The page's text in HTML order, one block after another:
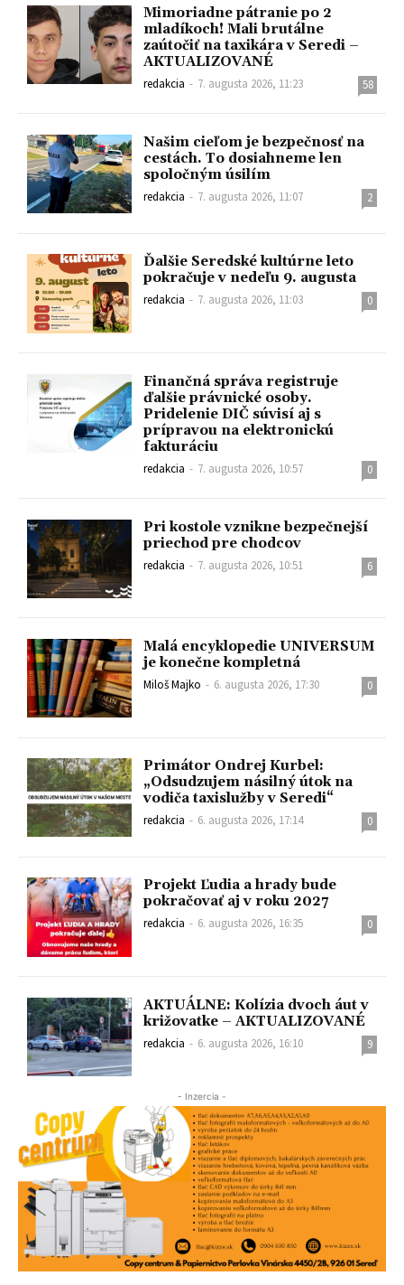
Mimoriadne pátranie po 2
mladíkoch! Mali brutálne
zaútočiť na taxikára v Seredi –
AKTUALIZOVANÉ
redakcia - 7. augusta 2026, 11:23 58
Našim cieľom je bezpečnosť na
cestách. To dosiahneme len
spoločným úsilím
redakcia - 7. augusta 2026, 11:07 2
Ďalšie Seredské kultúrne leto
pokračuje v nedeľu 9. augusta
redakcia - 7. augusta 2026, 11:03 0
Finančná správa registruje
ďalšie právnické osoby.
Pridelenie DIČ súvisí aj s
prípravou na elektronickú
fakturáciu
redakcia - 7. augusta 2026, 10:57 0
Pri kostole vznikne bezpečnejší
priechod pre chodcov
redakcia - 7. augusta 2026, 10:51 6
Malá encyklopedie UNIVERSUM
je konečne kompletná
Miloš Majko - 6. augusta 2026, 17:30 0
Primátor Ondrej Kurbel:
„Odsudzujem násilný útok na
vodiča taxislužby v Seredi“
redakcia - 6. augusta 2026, 17:14 0
Projekt Ľudia a hrady bude
pokračovať aj v roku 2027
redakcia - 6. augusta 2026, 16:35 0
AKTUÁLNE: Kolízia dvoch áut v
križovatke – AKTUALIZOVANÉ
redakcia - 6. augusta 2026, 16:10 9
- Inzercia -